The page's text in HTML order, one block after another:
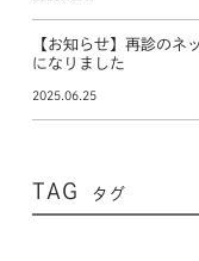
【お知らせ】再診のネ
になりました
2025.06.25
TAG タグ